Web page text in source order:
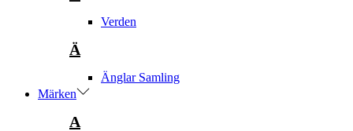
Verden
Ä
Änglar Samling
Märken
A